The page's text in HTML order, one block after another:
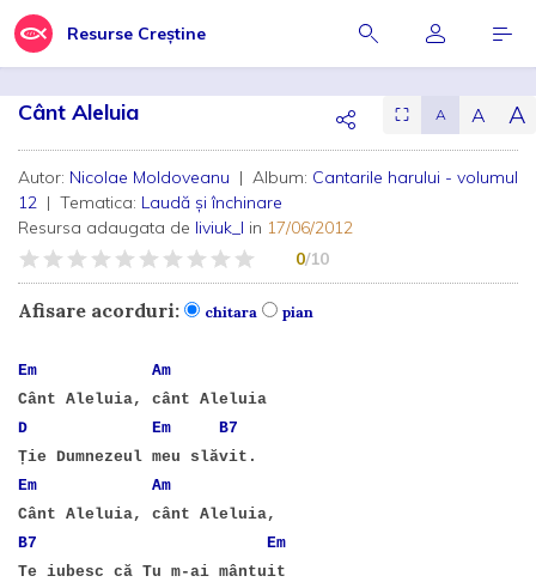
Resurse Creștine
Cânt Aleluia ⛶ A A A
Autor: Nicolae Moldoveanu | Album: Cantarile harului - volumul
12 | Tematica: Laudă și închinare
Resursa adaugata de liviuk_l in 17/06/2012
0/10
Afisare acorduri: chitara pian
Em
Am
Cânt Aleluia, cânt Aleluia
D
Em
B7
Ție Dumnezeul meu slăvit.
Em
Am
Cânt Aleluia, cânt Aleluia,
B7
Em
Te iubesc că Tu m-ai mântuit